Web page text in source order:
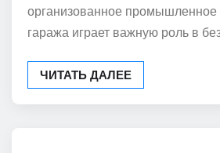
организованное
гаража играет важную роль в
ЧИТАТЬ ДАЛЕЕ